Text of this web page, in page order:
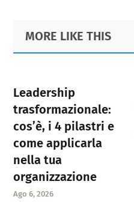
Primary
Sidebar
Footer
MORE LIKE THIS
Leadership
trasformazionale:
cos’è, i 4 pilastri e
come applicarla
nella tua
organizzazione
Ago 6, 2026